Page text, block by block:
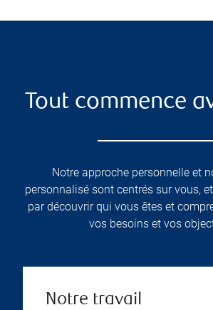
Tout commence
Notre approche personnelle et
personnalisé sont centrés sur vous,
par découvrir qui vous êtes et
vos besoins et vos
Notre travail